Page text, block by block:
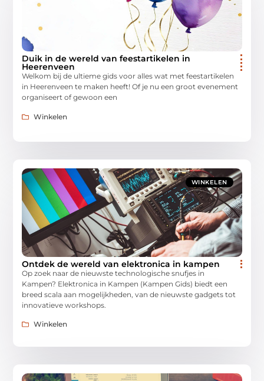
Duik in de wereld van feestartikelen in
Heerenveen
Welkom bij de ultieme gids voor alles wat met feestartikelen
in Heerenveen te maken heeft! Of je nu een groot evenement
organiseert of gewoon een
Winkelen
WINKELEN
Ontdek de wereld van elektronica in kampen
Op zoek naar de nieuwste technologische snufjes in
Kampen? Elektronica in Kampen (Kampen Gids) biedt een
breed scala aan mogelijkheden, van de nieuwste gadgets tot
innovatieve workshops.
Winkelen